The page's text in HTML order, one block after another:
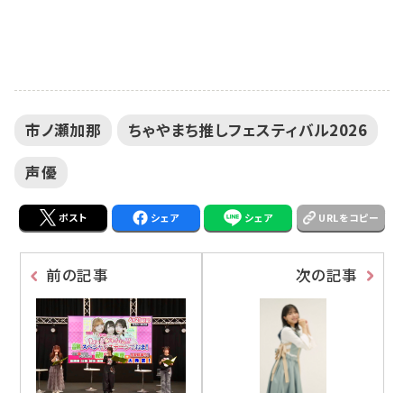
市ノ瀬加那
ちゃやまち推しフェスティバル2026
声優
ポスト シェア シェア URLをコピー
前の記事 次の記事